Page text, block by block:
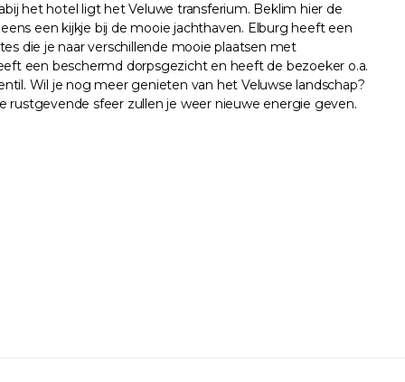
het hotel ligt het Veluwe transferium. Beklim hier de
een kijkje bij de mooie jachthaven. Elburg heeft een
die je naar verschillende mooie plaatsen met
een beschermd dorpsgezicht en heeft de bezoeker o.a.
Wil je nog meer genieten van het Veluwse landschap?
rustgevende sfeer zullen je weer nieuwe energie geven.